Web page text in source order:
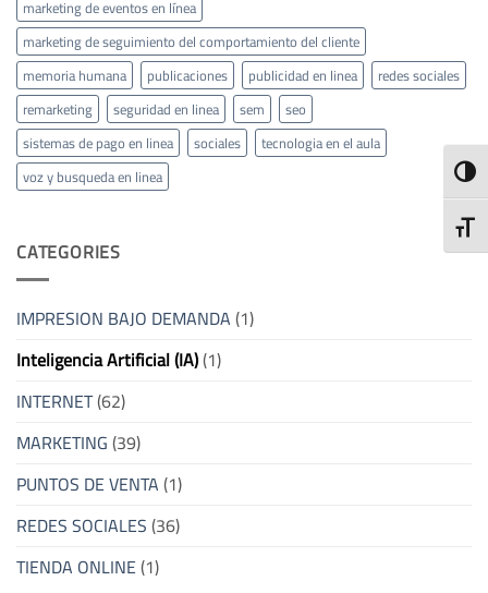
marketing de eventos en línea
marketing de seguimiento del comportamiento del cliente
memoria humana
publicaciones publicidad en linea
redes sociales
remarketing
seguridad en linea sem
seo
sistemas de pago en linea
sociales
tecnologia en el aula
voz y busqueda en linea
CATEGORIES
IMPRESION BAJO DEMANDA(1)
Inteligencia Artificial (IA)(1)
INTERNET(62)
MARKETING(39)
PUNTOS DE VENTA(1)
REDES SOCIALES(36)
TIENDA ONLINE(1)